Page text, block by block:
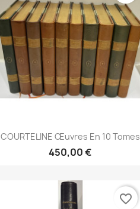
Aperçu rapide
COURTELINE Œuvres En 10 Tomes
450,00 €
favorite_border